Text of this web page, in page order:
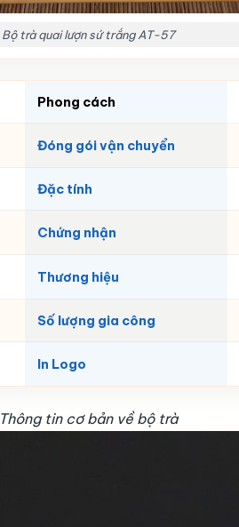
Bộ trà quai lượn sứ trắng AT-57
Phong cách
Đóng gói vận chuyển
Đặc tính
Chứng nhận
Thương hiệu
Số lượng gia công
In Logo
Thông tin cơ bản về bộ trà